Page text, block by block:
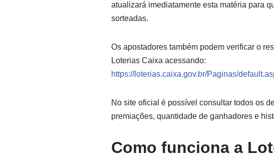
atualizará imediatamente esta matéria para
sorteadas.
Os apostadores também podem verificar o
Loterias Caixa acessando:
https://loterias.caixa.gov.br/Paginas/
No site oficial é possível consultar todos os
premiações, quantidade de ganhadores e
Como funciona a